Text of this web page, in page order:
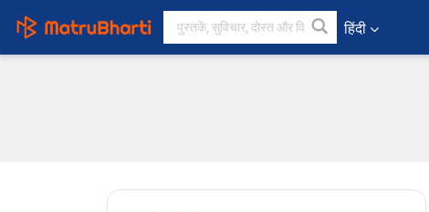
हिंदी